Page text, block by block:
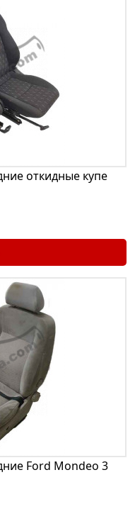
откидные купе
Ford Mondeo 3